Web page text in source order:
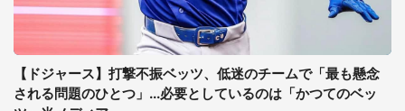
【ドジャース】打撃不振ベッツ、低迷のチームで「最も懸念
される問題のひとつ」...必要としているのは「かつてのベッ